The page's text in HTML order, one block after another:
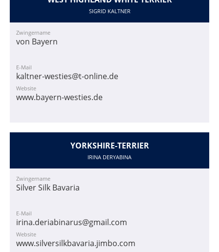
SIGRID KALTNER
Zwingername
von Bayern
E-Mail
kaltner-westies@t-online.de
Website
www.bayern-westies.de
YORKSHIRE-TERRIER
IRINA DERYABINA
Zwingername
Silver Silk Bavaria
E-Mail
irina.deriabinarus@gmail.com
Website
www.silversilkbavaria.jimbo.com